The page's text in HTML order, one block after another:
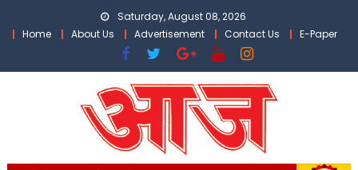
Saturday, August 08, 2026
Home
About Us Advertisement Contact Us E-Paper